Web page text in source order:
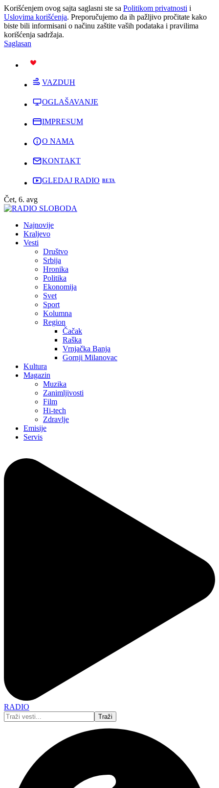
Korišćenjem ovog sajta saglasni ste sa Politikom privatnosti i
Uslovima korišćenja. Preporučujemo da ih pažljivo pročitate kako
biste bili informisani o načinu zaštite vaših podataka i pravilima
korišćenja sadržaja.
Saglasan
VAZDUH
OGLAŠAVANJE
IMPRESUM
O NAMA
KONTAKT
GLEDAJ RADIO
Čet, 6. avg
Najnovije
Kraljevo
Vesti
Društvo
Srbija
Hronika
Politika
Ekonomija
Svet
Sport
Kolumna
Region
Čačak
Raška
Vrnjačka Banja
Gornji Milanovac
Kultura
Magazin
Muzika
Zanimljivosti
Film
Hi-tech
Zdravlje
Emisije
Servis
RADIO